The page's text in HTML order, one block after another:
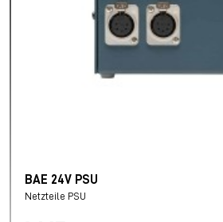
BAE 24V PSU
Netzteile PSU